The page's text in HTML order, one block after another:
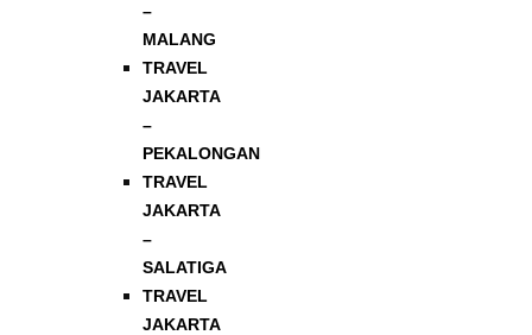
–
MALANG
TRAVEL
JAKARTA
–
PEKALONGAN
TRAVEL
JAKARTA
–
SALATIGA
TRAVEL
JAKARTA